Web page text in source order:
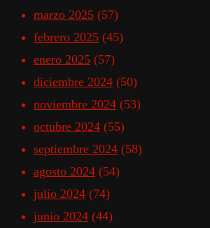
marzo 2025 (57)
febrero 2025 (45)
enero 2025 (57)
diciembre 2024 (50)
noviembre 2024 (53)
octubre 2024 (55)
septiembre 2024 (58)
agosto 2024 (54)
julio 2024 (74)
junio 2024 (44)